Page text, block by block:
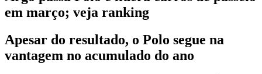
em março; veja ranking
Apesar do resultado, o Polo segue na
vantagem no acumulado do ano